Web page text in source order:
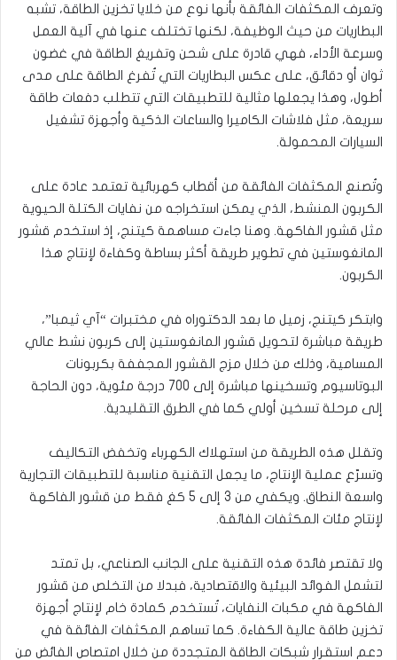
وتعرف المكثفات الفائقة بأنها نوع من خلايا تخزين الطاقة، تشبه
البطاريات من حيث الوظيفة، لكنها تختلف عنها في آلية العمل
وسرعة الأداء، فهي قادرة على شحن وتفريغ الطاقة في غضون
ثوان أو دقائق، على عكس البطاريات التي تُفرغ الطاقة على مدى
أطول، وهذا يجعلها مثالية للتطبيقات التي تتطلب دفعات طاقة
سريعة، مثل فلاشات الكاميرا والساعات الذكية وأجهزة تشغيل
السيارات المحمولة.
وتُصنع المكثفات الفائقة من أقطاب كهربائية تعتمد عادة على
الكربون المنشط، الذي يمكن استخراجه من نفايات الكتلة الحيوية
مثل قشور الفاكهة. وهنا جاءت مساهمة كيتنج، إذ استخدم قشور
المانغوستين في تطوير طريقة أكثر بساطة وكفاءة لإنتاج هذا
الكربون.
وابتكر كيتنج، زميل ما بعد الدكتوراه في مختبرات “آي ثيمبا”،
طريقة مباشرة لتحويل قشور المانغوستين إلى كربون نشط عالي
المسامية، وذلك من خلال مزج القشور المجففة بكربونات
البوتاسيوم وتسخينها مباشرة إلى 700 درجة مئوية، دون الحاجة
إلى مرحلة تسخين أولي كما في الطرق التقليدية.
وتقلل هذه الطريقة من استهلاك الكهرباء وتخفض التكاليف
وتسرّع عملية الإنتاج، ما يجعل التقنية مناسبة للتطبيقات التجارية
واسعة النطاق. ويكفي من 3 إلى 5 كغ فقط من قشور الفاكهة
لإنتاج مئات المكثفات الفائقة.
ولا تقتصر فائدة هذه التقنية على الجانب الصناعي، بل تمتد
لتشمل الفوائد البيئية والاقتصادية، فبدلا من التخلص من قشور
الفاكهة في مكبات النفايات، تُستخدم كمادة خام لإنتاج أجهزة
تخزين طاقة عالية الكفاءة. كما تساهم المكثفات الفائقة في
دعم استقرار شبكات الطاقة المتجددة من خلال امتصاص الفائض من